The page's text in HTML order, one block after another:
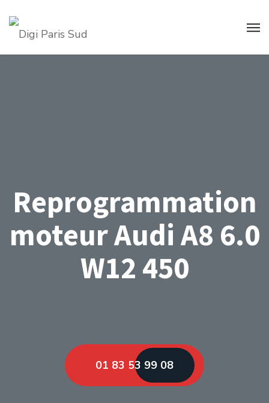
Reprogrammation
moteur Audi A8 6.0
W12 450
01 83 53 99 08